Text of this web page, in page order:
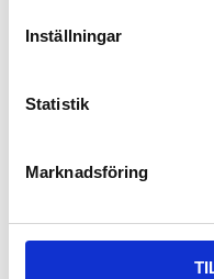
Inställningar
Statistik
Marknadsföring
KÖP
ANDRA KÖPTE ÄVEN